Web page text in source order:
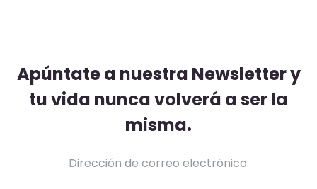
Apúntate a nuestra Newsletter y
tu vida nunca volverá a ser la
misma.
Dirección de correo electrónico: